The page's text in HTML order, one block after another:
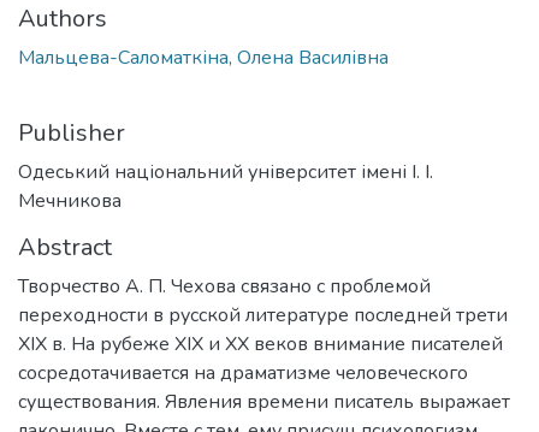
Authors
Мальцева-Саломаткіна, Олена Василівна
Publisher
Одеський національний університет імені І. І.
Мечникова
Abstract
Творчество А. П. Чехова связано с проблемой
переходности в русской литературе последней трети
XIX в. На рубеже XIX и XX веков внимание писателей
сосредотачивается на драматизме человеческого
существования. Явления времени писатель выражает